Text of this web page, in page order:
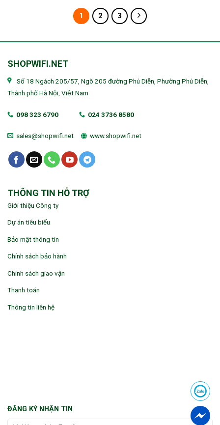
1 2 3
SHOPWIFI.NET
Số 18 Ngách 205/57, Ngõ 205 đường Phú Diễn, Phường Phú Diễn,
Thành phố Hà Nội, Việt Nam
098 323 6790 024 3736 8580
sales@shopwifi.net www.shopwifi.net
THÔNG TIN HỖ TRỢ
Giới thiệu Công ty
Dự án tiêu biểu
Bảo mật thông tin
Chính sách bảo hành
Chính sách giao vận
Thanh toán
Thông tin liên hệ
ĐĂNG KÝ NHẬN TIN